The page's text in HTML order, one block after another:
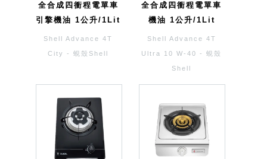
全合成四衝程電單車
引擎機油 1公升/1Lit
Shell Advance 4T
City - 蜆殼Shell
全合成四衝程電單車
機油 1公升/1Lit
Shell Advance 4T
Ultra 10 W-40 - 蜆殼
Shell